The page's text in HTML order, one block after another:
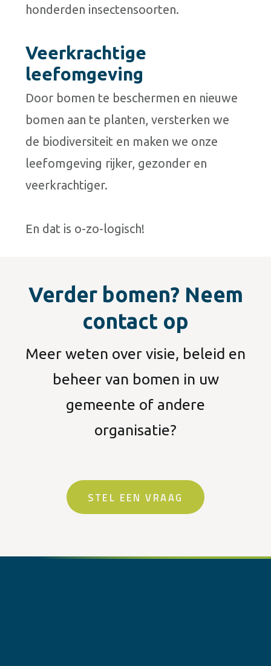
honderden insectensoorten.
Veerkrachtige
leefomgeving
Door bomen te beschermen en nieuwe
bomen aan te planten, versterken we
de biodiversiteit en maken we onze
leefomgeving rijker, gezonder en
veerkrachtiger.
En dat is o-zo-logisch!
Verder bomen? Neem
contact op
Meer weten over visie, beleid en
beheer van bomen in uw
gemeente of andere
organisatie?
STEL EEN VRAAG